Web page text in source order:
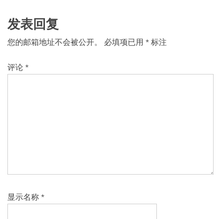
发表回复
您的邮箱地址不会被公开。 必填项已用 * 标注
评论 *
显示名称 *